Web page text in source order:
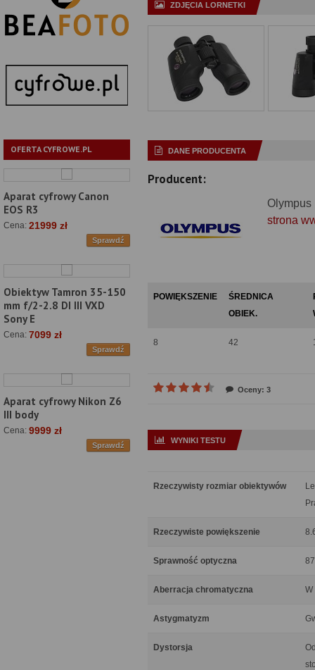
OFERTA CYFROWE.PL
Aparat cyfrowy Canon
EOS R3
Cena: 21999 zł
Sprawdź
Obiektyw Tamron 35-150
mm f/2-2.8 DI III VXD
Sony E
Cena: 7099 zł
Sprawdź
Aparat cyfrowy Nikon Z6
III body
Cena: 9999 zł
Sprawdź
ZDJĘCIA LORNETKI
DANE PRODUCENTA
Producent:
Olympus
strona
POWIĘKSZENIE
ŚREDNICA
OBIEK.
8 42
Oceny: 3
WYNIKI TESTU
Rzeczywisty rozmiar obiektywów
Rzeczywiste powiększenie
Sprawność optyczna
Aberracja chromatyczna W
Astygmatyzm
Dystorsja